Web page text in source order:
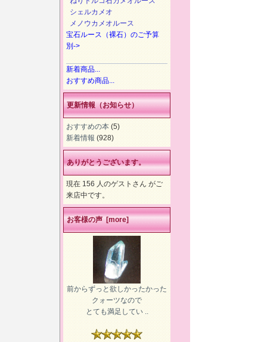
シェルカメオ
メノウカメオルース
宝石ルース（裸石）のご予算
別->
新着商品...
おすすめ商品...
更新情報（お知らせ）
おすすめの本 (5)
新着情報 (928)
ありがとうございます。
現在 156 人のゲストさん がご
来店中です。
お客様の声 [more]
前からずっと欲しかったかった
クォーツなので
とても満足してい ..